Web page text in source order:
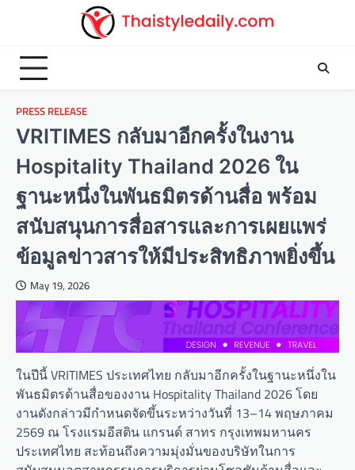
PRESS RELEASE
VRITIMES กลับมาอีกครั้งในงาน
Hospitality Thailand 2026 ใน
ฐานะหนึ่งในพันธมิตรด้านสื่อ พร้อม
สนับสนุนการสื่อสารและการเผยแพร่
ข้อมูลข่าวสารให้มีประสิทธิภาพยิ่งขึ้น
May 19, 2026
ในปีนี้ VRITIMES ประเทศไทย กลับมาอีกครั้งในฐานะหนึ่งใน
พันธมิตรด้านสื่อของงาน Hospitality Thailand 2026 โดย
งานดังกล่าวมีกำหนดจัดขึ้นระหว่างวันที่ 13–14 พฤษภาคม
2569 ณ โรงแรมอีสติน แกรนด์ สาทร กรุงเทพมหานคร
ประเทศไทย สะท้อนถึงความมุ่งมั่นของบริษัทในการ